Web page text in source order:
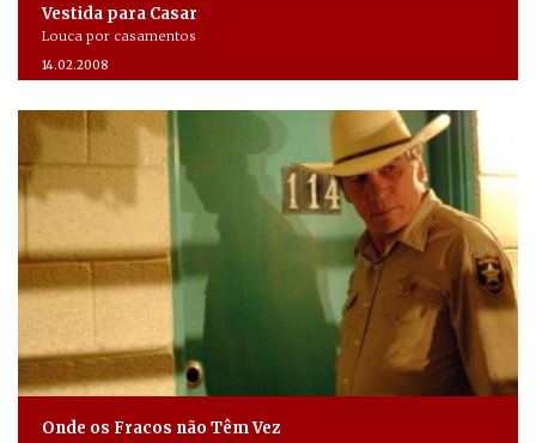
Vestida para Casar
Louca por casamentos
14.02.2008
Onde os Fracos não Têm Vez